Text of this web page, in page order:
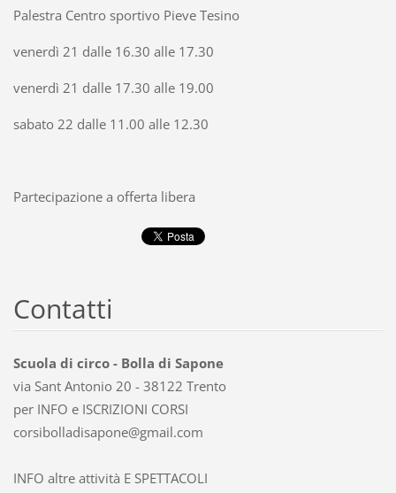
Palestra Centro sportivo Pieve Tesino
venerdì 21 dalle 16.30 alle 17.30
venerdì 21 dalle 17.30 alle 19.00
sabato 22 dalle 11.00 alle 12.30
Partecipazione a offerta libera
Contatti
Scuola di circo - Bolla di Sapone
via Sant Antonio 20 - 38122 Trento
per INFO e ISCRIZIONI CORSI
corsibolladisapone@gmail.com
INFO altre attività E SPETTACOLI